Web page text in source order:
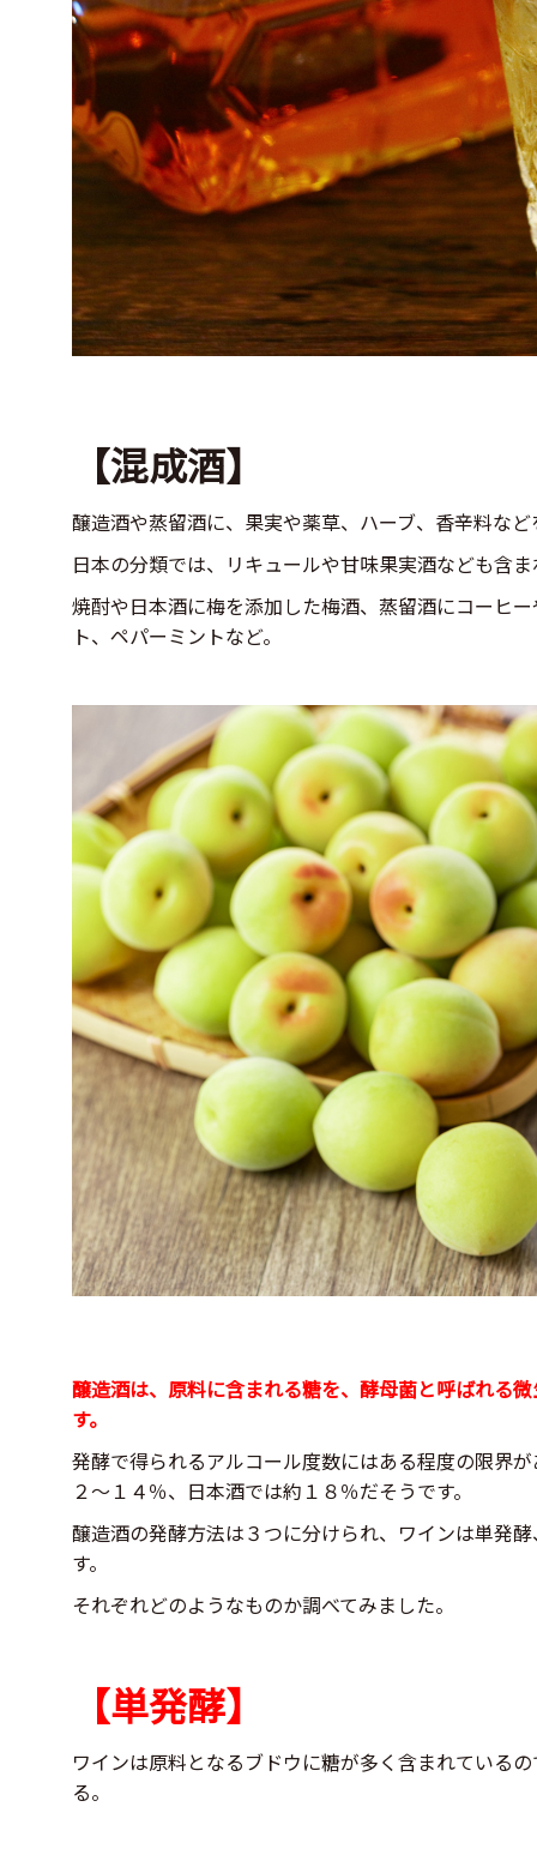
【混成酒】
醸造酒や蒸留酒に、果実や薬草、ハーブ、香辛料な
日本の分類では、リキュールや甘味果実酒なども含
焼酎や日本酒に梅を添加した梅酒、蒸留酒にコーヒ
ト、ペパーミントなど。
醸造酒は、原料に含まれる糖を、酵母菌と呼ばれる
す。
発酵で得られるアルコール度数にはある程度の限界
２～１４％、日本酒では約１８％だそうです。
醸造酒の発酵方法は３つに分けられ、ワインは単発
す。
それぞれどのようなものか調べてみました。
【単発酵】
ワインは原料となるブドウに糖が多く含まれている
る。